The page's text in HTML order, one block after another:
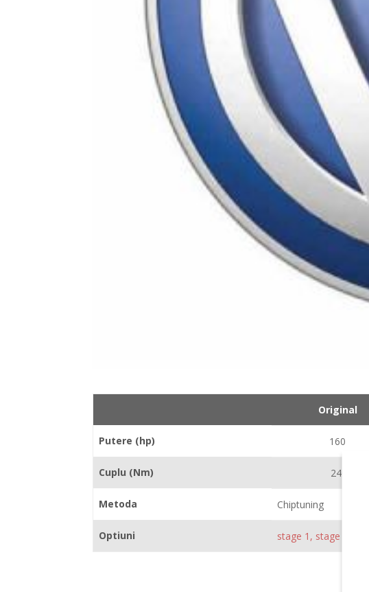
Original
Putere (hp) 160
Cuplu (Nm) 240
Metoda Chiptuning
Optiuni stage 1, stage 2